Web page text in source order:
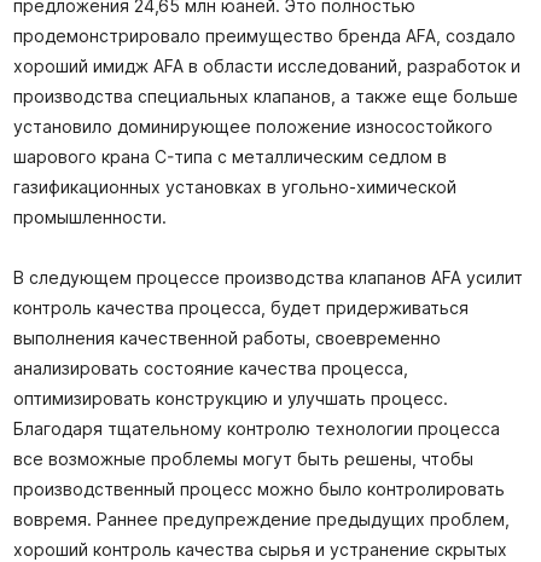
предложения 24,65 млн юаней. Это полностью
продемонстрировало преимущество бренда AFA, создало
хороший имидж AFA в области исследований, разработок и
производства специальных клапанов, а также еще больше
установило доминирующее положение износостойкого
шарового крана C-типа с металлическим седлом в
газификационных установках в угольно-химической
промышленности.
В следующем процессе производства клапанов AFA усилит
контроль качества процесса, будет придерживаться
выполнения качественной работы, своевременно
анализировать состояние качества процесса,
оптимизировать конструкцию и улучшать процесс.
Благодаря тщательному контролю технологии процесса
все возможные проблемы могут быть решены, чтобы
производственный процесс можно было контролировать
вовремя. Раннее предупреждение предыдущих проблем,
хороший контроль качества сырья и устранение скрытых